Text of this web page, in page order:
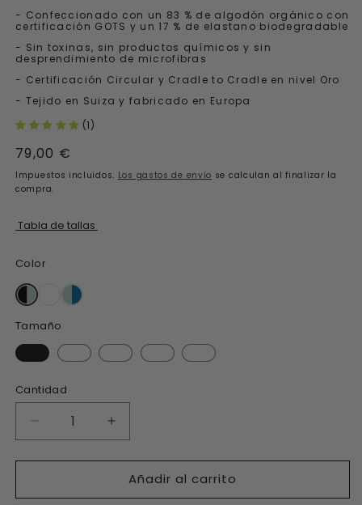
- Confeccionado con un 83 % de algodón orgánico con
certificación GOTS y un 17 % de elastano biodegradable
- Sin toxinas, sin productos químicos y sin
desprendimiento de microfibras
- Certificación Circular y Cradle to Cradle en nivel Oro
- Tejido en Suiza y fabricado en Europa
(1)
Precio
habitual
79,00 €
Impuestos incluidos. Los gastos de envío se calculan al finalizar la
compra.
Tabla de tallas
Color
Tamaño
Cantidad
Reducir
la
cantidad
top
Aumentar
la
cantidad
del
top
Añadir al carrito